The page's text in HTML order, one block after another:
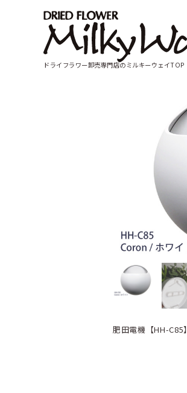
ドライフラワー卸売専門店のミルキーウェイTOP
肥田電機【HH-C85】